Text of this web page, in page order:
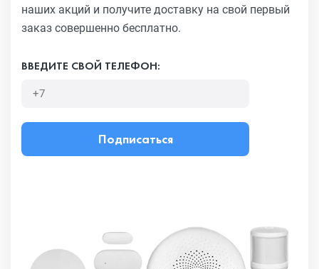
наших акций и получите доставку на свой первый
заказ совершенно бесплатно.
ВВЕДИТЕ СВОЙ ТЕЛЕФОН:
Подписаться